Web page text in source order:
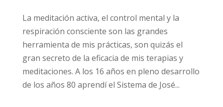
La meditación activa, el control mental y la
respiración consciente son las grandes
herramienta de mis prácticas, son quizás el
gran secreto de la eficacia de mis terapias y
meditaciones. A los 16 años en pleno desarrollo
de los años 80 aprendí el Sistema de José...